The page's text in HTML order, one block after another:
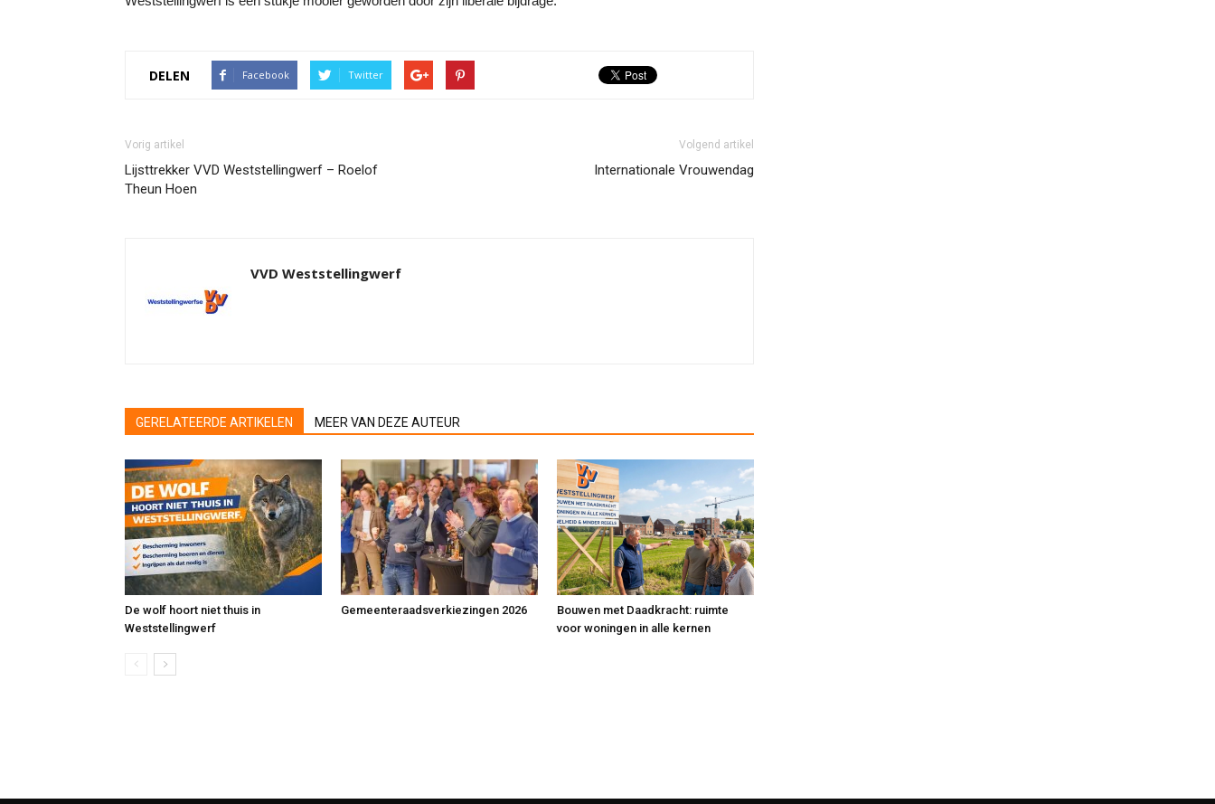
DELEN Facebook Twitter
Vorig artikel
Lijsttrekker VVD Weststellingwerf – Roelof
Theun Hoen
Volgend artikel
Internationale Vrouwendag
VVD Weststellingwerf
GERELATEERDE ARTIKELEN MEER VAN DEZE AUTEUR
De wolf hoort niet thuis in
Weststellingwerf
Gemeenteraadsverkiezingen 2026
Bouwen met Daadkracht: ruimte
voor woningen in alle kernen